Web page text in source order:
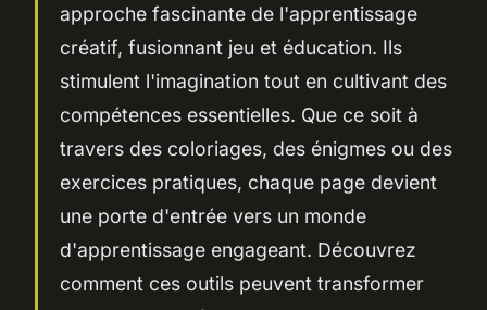
approche fascinante de l'apprentissage
créatif, fusionnant jeu et éducation. Ils
stimulent l'imagination tout en cultivant des
compétences essentielles. Que ce soit à
travers des coloriages, des énigmes ou des
exercices pratiques, chaque page devient
une porte d'entrée vers un monde
d'apprentissage engageant. Découvrez
comment ces outils peuvent transformer